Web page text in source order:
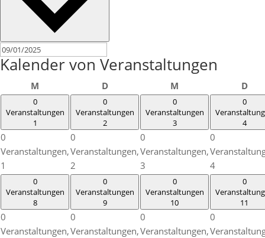
Kalender von Veranstaltungen
M DDienstag M D
0
Veranstaltungen
1
0
Veranstaltungen,
1
0
Veranstaltungen
2
0
Veranstaltungen,
2
0
Veranstaltungen
3
0
Veranstaltungen,
3
0
4
0
4
0
Veranstaltungen
8
0
Veranstaltungen,
0
Veranstaltungen
9
0
Veranstaltungen,
0
Veranstaltungen
10
0
Veranstaltungen,
0
11
0